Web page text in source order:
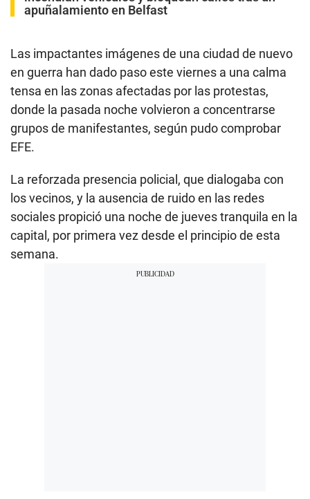
apuñalamiento en Belfast
Las impactantes imágenes de una ciudad de nuevo
en guerra han dado paso este viernes a una calma
tensa en las zonas afectadas por las protestas,
donde la pasada noche volvieron a concentrarse
grupos de manifestantes, según pudo comprobar
EFE.
La reforzada presencia policial, que dialogaba con
los vecinos, y la ausencia de ruido en las redes
sociales propició una noche de jueves tranquila en la
capital, por primera vez desde el principio de esta
semana.